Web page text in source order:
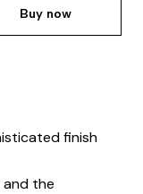
Buy now
finish
and the